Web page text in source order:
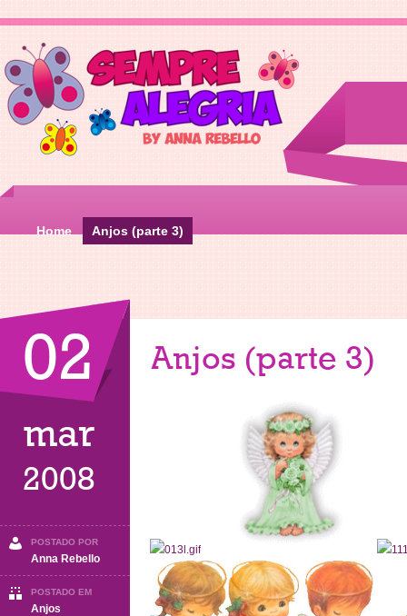
Home Anjos (parte 3)
02
mar
2008
POSTADO POR
Anna Rebello
POSTADO EM
Anjos
Anjos (parte 3)